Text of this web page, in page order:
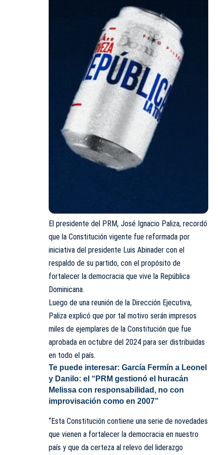
El presidente del PRM, José Ignacio Paliza, recordó
que la Constitución vigente fue reformada por
iniciativa del presidente Luis Abinader con el
respaldo de su partido, con el propósito de
fortalecer la democracia que vive la República
Dominicana.
Luego de una reunión de la Dirección Ejecutiva,
Paliza explicó que por tal motivo serán impresos
miles de ejemplares de la Constitución que fue
aprobada en octubre del 2024 para ser distribuidas
en todo el país.
Te puede interesar: García Fermín a Leonel
y Danilo: el “PRM gestionó el huracán
Melissa con responsabilidad, no con
improvisación como en 2007”
“Esta Constitución contiene una serie de novedades
que vienen a fortalecer la democracia en nuestro
país y que da certeza al relevo del liderazgo